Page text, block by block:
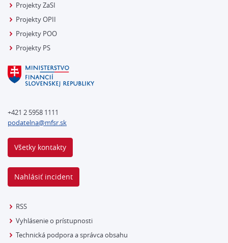
Projekty ZaSI
Projekty OPII
Projekty POO
Projekty PS
+421 2 5958 1111
podatelna@mfsr.sk
Všetky kontakty
Nahlásiť incident
RSS
Vyhlásenie o prístupnosti
Technická podpora a správca obsahu